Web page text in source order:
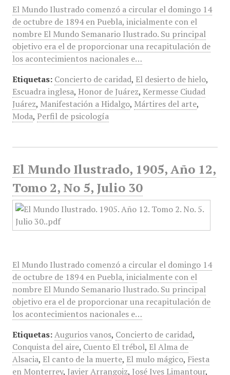
El Mundo Ilustrado comenzó a circular el domingo 14
de octubre de 1894 en Puebla, inicialmente con el
nombre El Mundo Semanario Ilustrado. Su principal
objetivo era el de proporcionar una recapitulación de
los acontecimientos nacionales e…
Etiquetas: Concierto de caridad, El desierto de hielo,
Escuadra inglesa, Honor de Juárez, Kermesse Ciudad
Juárez, Manifestación a Hidalgo, Mártires del arte,
Moda, Perfil de psicología
El Mundo Ilustrado, 1905, Año 12,
Tomo 2, No 5, Julio 30
El Mundo Ilustrado comenzó a circular el domingo 14
de octubre de 1894 en Puebla, inicialmente con el
nombre El Mundo Semanario Ilustrado. Su principal
objetivo era el de proporcionar una recapitulación de
los acontecimientos nacionales e…
Etiquetas: Augurios vanos, Concierto de caridad,
Conquista del aire, Cuento El trébol, El Alma de
Alsacia, El canto de la muerte, El mulo mágico, Fiesta
en Monterrey, Javier Arrangoiz, José Ives Limantour,